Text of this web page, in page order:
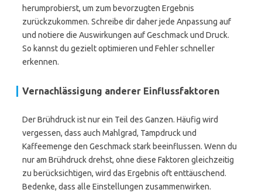
herumprobierst, um zum bevorzugten Ergebnis
zurückzukommen. Schreibe dir daher jede Anpassung auf
und notiere die Auswirkungen auf Geschmack und Druck.
So kannst du gezielt optimieren und Fehler schneller
erkennen.
Vernachlässigung anderer Einflussfaktoren
Der Brühdruck ist nur ein Teil des Ganzen. Häufig wird
vergessen, dass auch Mahlgrad, Tampdruck und
Kaffeemenge den Geschmack stark beeinflussen. Wenn du
nur am Brühdruck drehst, ohne diese Faktoren gleichzeitig
zu berücksichtigen, wird das Ergebnis oft enttäuschend.
Bedenke, dass alle Einstellungen zusammenwirken.